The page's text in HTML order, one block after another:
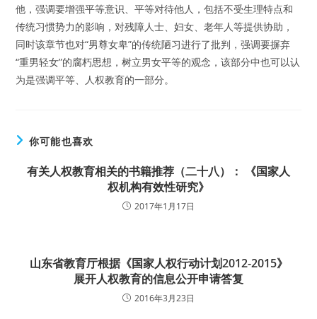
他，强调要增强平等意识、平等对待他人，包括不受生理特点和
传统习惯势力的影响，对残障人士、妇女、老年人等提供协助，
同时该章节也对“男尊女卑”的传统陋习进行了批判，强调要摒弃
“重男轻女”的腐朽思想，树立男女平等的观念，该部分中也可以认
为是强调平等、人权教育的一部分。
你可能也喜欢
有关人权教育相关的书籍推荐（二十八）： 《国家人
权机构有效性研究》
2017年1月17日
山东省教育厅根据《国家人权行动计划2012-2015》
展开人权教育的信息公开申请答复
2016年3月23日